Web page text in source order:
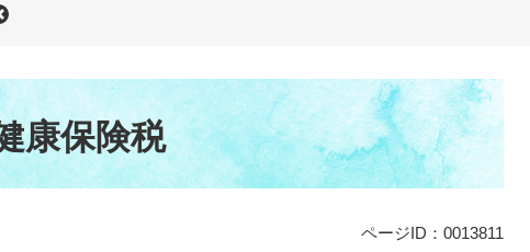
康保険税
ページID：0013811